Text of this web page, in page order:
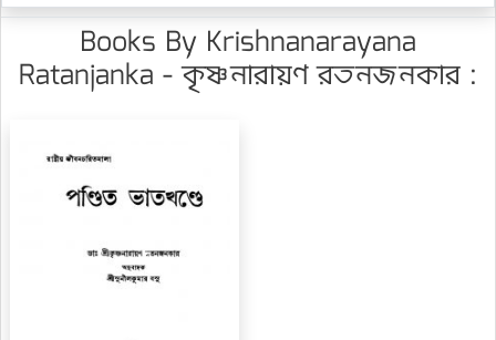
Books By Krishnanarayana
Ratanjanka - কৃষ্ণনারায়ণ রতনজনকার :